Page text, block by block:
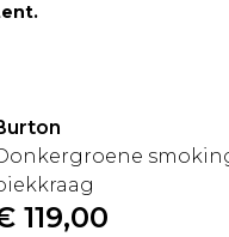
119,00